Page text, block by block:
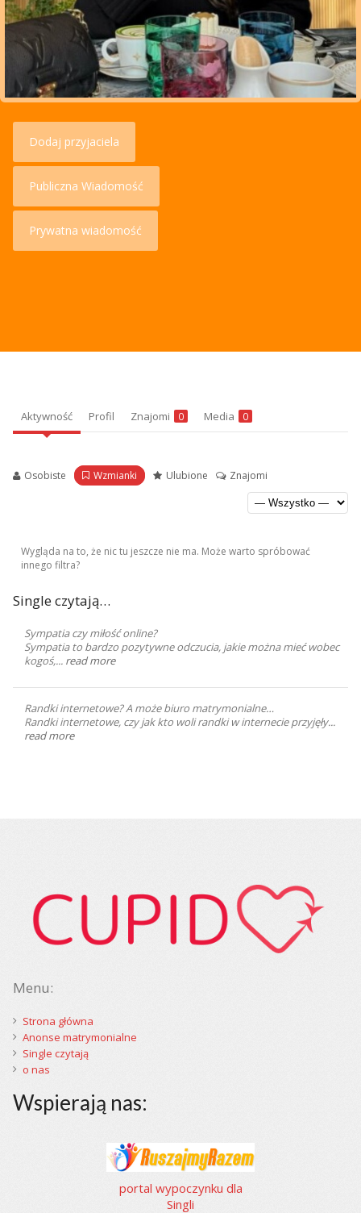
Dodaj przyjaciela
Publiczna Wiadomość
Prywatna wiadomość
Aktywność Profil Znajomi 0 Media 0
Osobiste Wzmianki Ulubione Znajomi
Wygląda na to, że nic tu jeszcze nie ma. Może warto spróbować
innego filtra?
Single czytają…
Sympatia czy miłość online?
Sympatia to bardzo pozytywne odczucia, jakie można mieć wobec
kogoś,... read more
Randki internetowe? A może biuro matrymonialne…
Randki internetowe, czy jak kto woli randki w internecie przyjęły...
read more
Menu:
Strona główna
Anonse matrymonialne
Single czytają
o nas
Wspierają nas:
portal wypoczynku dla
Singli